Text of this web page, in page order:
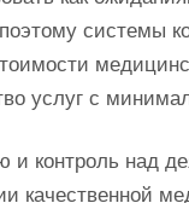
системы
услуг с
и контроль над
качественной